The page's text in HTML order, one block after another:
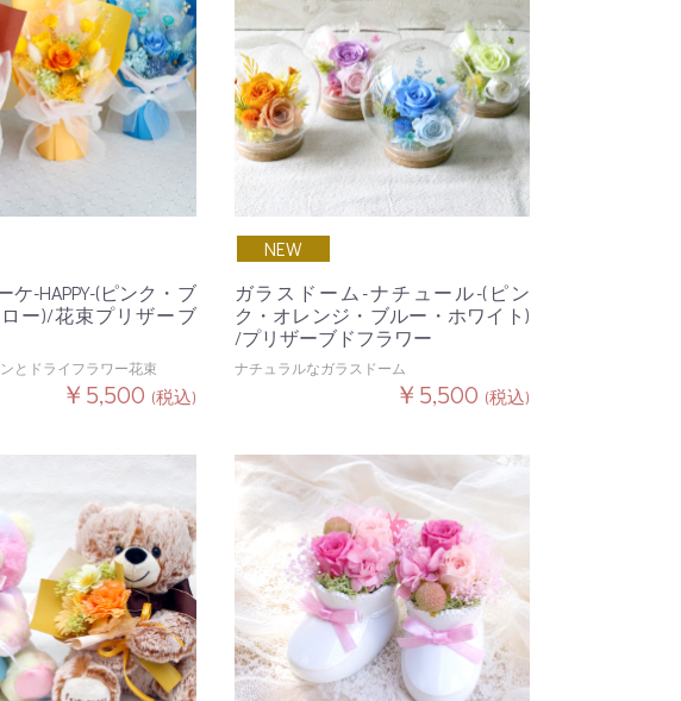
ケ-HAPPY-(ピンク・ブ
ー)/花束プリザーブ
とドライフラワー花束
￥5,500 (税込)
NEW
ガラスドーム-ナチュール-(ピン
ク・オレンジ・ブルー・ホワイト)
/プリザーブドフラワー
ナチュラルなガラスドーム
￥5,500 (税込)